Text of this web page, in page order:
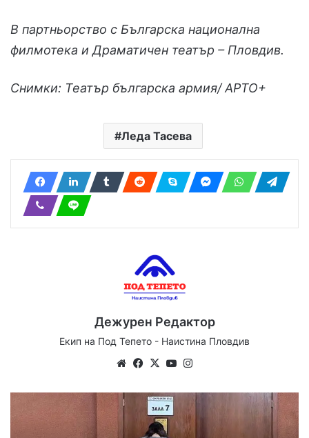
В партньорство с Българска национална
филмотека и Драматичен театър – Пловдив.
Снимки: Театър българска армия/ АРТО+
Леда Тасева
Дежурен Редактор
Екип на Под Тепето - Наистина Пловдив
WebsiteFacebook
X YouTube